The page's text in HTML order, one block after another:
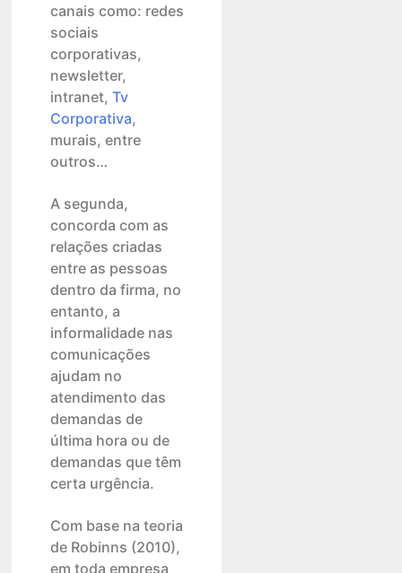
canais como: redes
sociais
corporativas,
newsletter,
intranet, Tv
Corporativa,
murais, entre
outros…
A segunda,
concorda com as
relações criadas
entre as pessoas
dentro da firma, no
entanto, a
informalidade nas
comunicações
ajudam no
atendimento das
demandas de
última hora ou de
demandas que têm
certa urgência.
Com base na teoria
de Robinns (2010),
em toda empresa